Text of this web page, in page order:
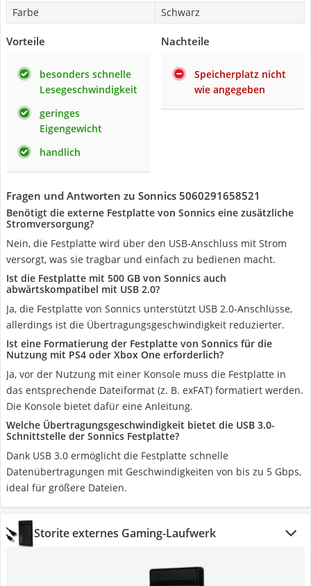
Farbe
Schwarz
Vorteile
besonders schnelle
Lesegeschwindigkeit
geringes
Eigengewicht
handlich
Nachteile
Speicherplatz nicht
wie angegeben
Fragen und Antworten zu Sonnics 5060291658521
Benötigt die externe Festplatte von Sonnics eine zusätzliche
Stromversorgung?
Nein, die Festplatte wird über den USB-Anschluss mit Strom
versorgt, was sie tragbar und einfach zu bedienen macht.
Ist die Festplatte mit 500 GB von Sonnics auch
abwärtskompatibel mit USB 2.0?
Ja, die Festplatte von Sonnics unterstützt USB 2.0-Anschlüsse,
allerdings ist die Übertragungsgeschwindigkeit reduzierter.
Ist eine Formatierung der Festplatte von Sonnics für die
Nutzung mit PS4 oder Xbox One erforderlich?
Ja, vor der Nutzung mit einer Konsole muss die Festplatte in
das entsprechende Dateiformat (z. B. exFAT) formatiert werden.
Die Konsole bietet dafür eine Anleitung.
Welche Übertragungsgeschwindigkeit bietet die USB 3.0-
Schnittstelle der Sonnics Festplatte?
Dank USB 3.0 ermöglicht die Festplatte schnelle
Datenübertragungen mit Geschwindigkeiten von bis zu 5 Gbps,
ideal für größere Dateien.
Storite externes Gaming-Laufwerk